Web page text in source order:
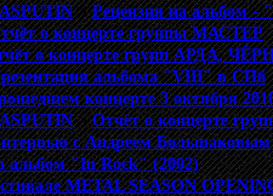
>Рецензия на альбом -
о концерте группы МАСТЕР
о концерте групп АРДА,
альбома "VIII" в СПб
концерте 3 октября
>Отчёт о концерте
с Андреем Большаковым
альбом "In Rock" (2002)
METAL SEASON